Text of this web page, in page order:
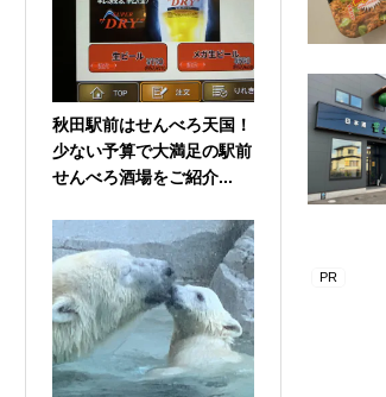
秋田駅前はせんべろ天国！
少ない予算で大満足の駅前
せんべろ酒場をご紹介...